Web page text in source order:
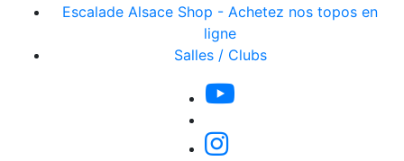
Escalade Alsace Shop - Achetez nos topos en
ligne
Salles / Clubs